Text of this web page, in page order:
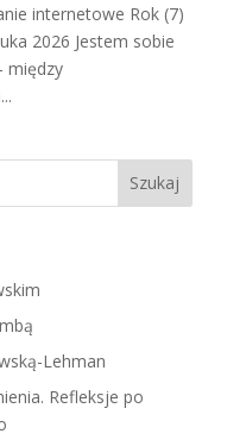
internetowe Rok (7)
2026 Jestem sobie
między
Lehman
Refleksje po